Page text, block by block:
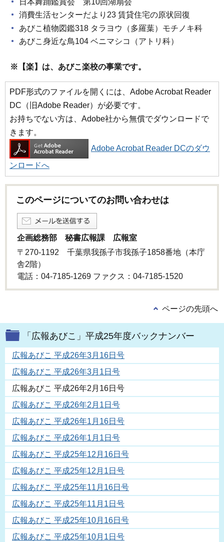
消費生活センターだより23 賃貸住宅の原状回復
あびこ植物図鑑318 タラヨウ（多羅葉）モチノキ科
あびこ身近な鳥104 ベニマシコ（アトリ科）
※【楽】は、あびこ楽校の事業です。
PDF形式のファイルを開くには、Adobe Acrobat Reader
DC（旧Adobe Reader）が必要です。
お持ちでない方は、Adobe社から無償でダウンロードで
きます。
Adobe Acrobat Reader DCのダウ
ンロードへ
このページについてのお問い合わせは
企画総務部 秘書広報課 広報室
〒270-1192 千葉県我孫子市我孫子1858番地（本庁
舎2階）
電話：04-7185-1269 ファクス：04-7185-1520
ページの先頭へ
「広報あびこ」平成25年度バックナンバー
広報あびこ 平成26年3月16日号
広報あびこ 平成26年3月1日号
広報あびこ 平成26年2月16日号
広報あびこ 平成26年2月1日号
広報あびこ 平成26年1月16日号
広報あびこ 平成26年1月1日号
広報あびこ 平成25年12月16日号
広報あびこ 平成25年12月1日号
広報あびこ 平成25年11月16日号
広報あびこ 平成25年11月1日号
広報あびこ 平成25年10月16日号
広報あびこ 平成25年10月1日号